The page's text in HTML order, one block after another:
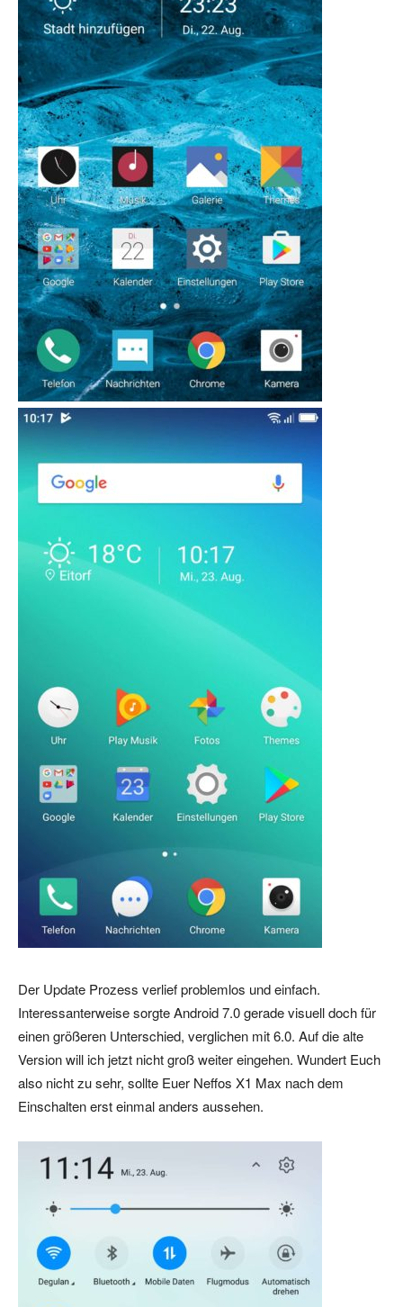
Der Update Prozess verlief problemlos und einfach.
Interessanterweise sorgte Android 7.0 gerade visuell doch für
einen größeren Unterschied, verglichen mit 6.0. Auf die alte
Version will ich jetzt nicht groß weiter eingehen. Wundert Euch
also nicht zu sehr, sollte Euer Neffos X1 Max nach dem
Einschalten erst einmal anders aussehen.